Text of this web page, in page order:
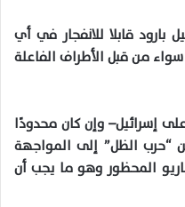
بارود قابلا للانفجار في أي
من قبل الأطراف الفاعلة
إسرائيل– وإن كان محدودًا
“حرب الظل” إلى المواجهة
المحظور وهو ما يجب أن